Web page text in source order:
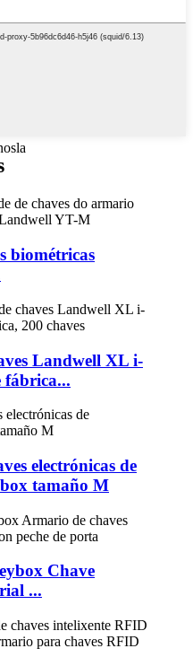
biométricas
Landwell XL i-
fábrica...
electrónicas de
tamaño M
Chave
...